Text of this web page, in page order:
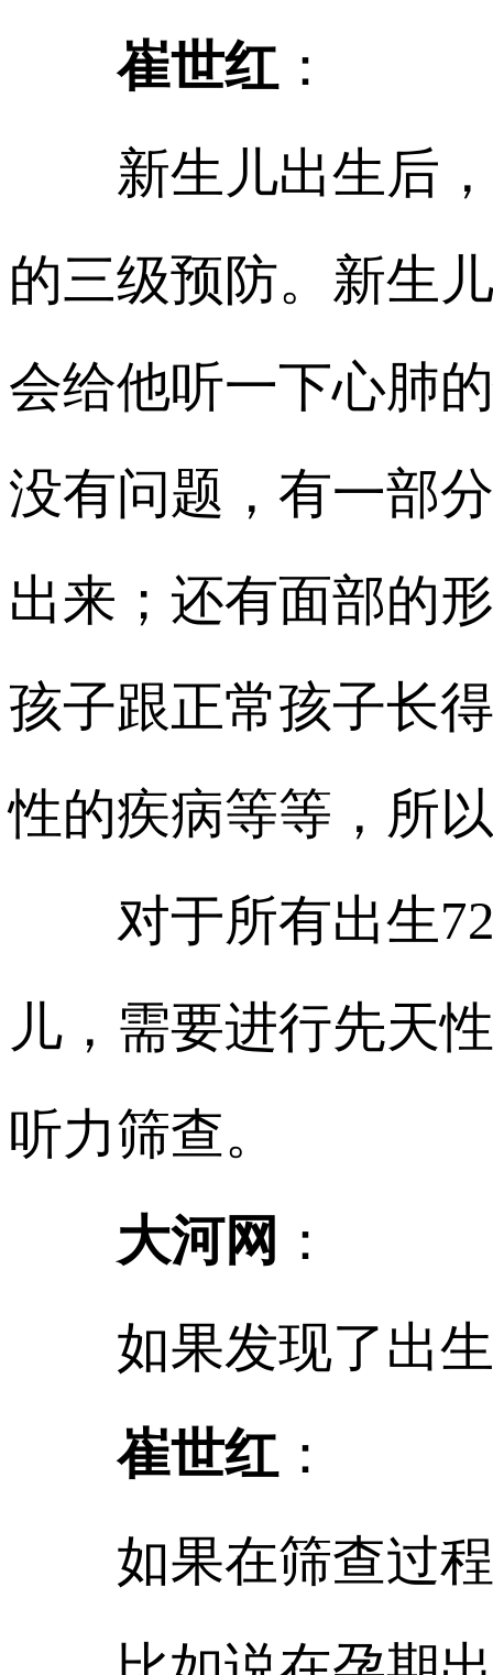
崔世红 ：
新生儿出生后，
的三级预防。新生
会给他听一下心肺
没有问题，有一部
出来；还有面部的
孩子跟正常孩子长
性的疾病等等，所
对于所有出生72
儿，需要进行先天
听力筛查。
大河网 ：
如果发现了出生
崔世红 ：
如果在筛查过程